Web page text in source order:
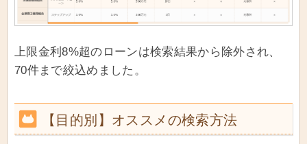
上限金利8%超のローンは検索結果から除外され、
70件まで絞込めました。
【目的別】オススメの検索方法